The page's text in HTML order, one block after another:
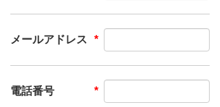
メールアドレス
電話番号